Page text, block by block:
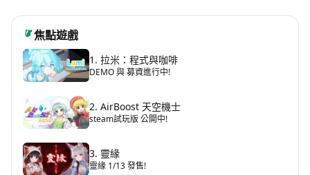
焦點遊戲
1. 拉米：程式與咖啡
DEMO 與 募資進行中!
2. AirBoost 天空機士
steam試玩版 公開中!
3. 靈緣
靈緣 1/13 發售!